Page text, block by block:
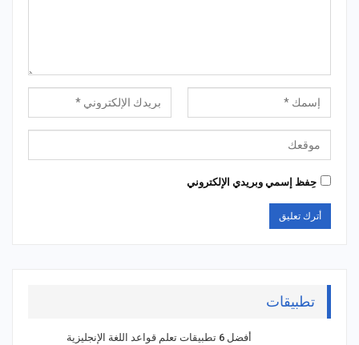
حِفظ إسمي وبريدي الإلكتروني
تطبيقات
أفضل 6 تطبيقات تعلم قواعد اللغة الإنجليزية